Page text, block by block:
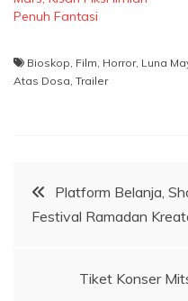
Penuh Fantasi
Bioskop, Film, Horror, Luna
Atas Dosa, Trailer
Navigasi
pos
Platform Belanja,
Festival Ramadan
Tiket Konser